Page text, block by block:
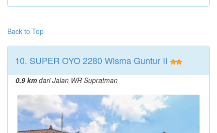
Back to Top
10. SUPER OYO 2280 Wisma Guntur II
0.9 kmdari Jalan WR Supratman